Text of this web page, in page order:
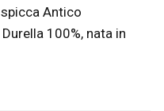
Antico
100%, nata in